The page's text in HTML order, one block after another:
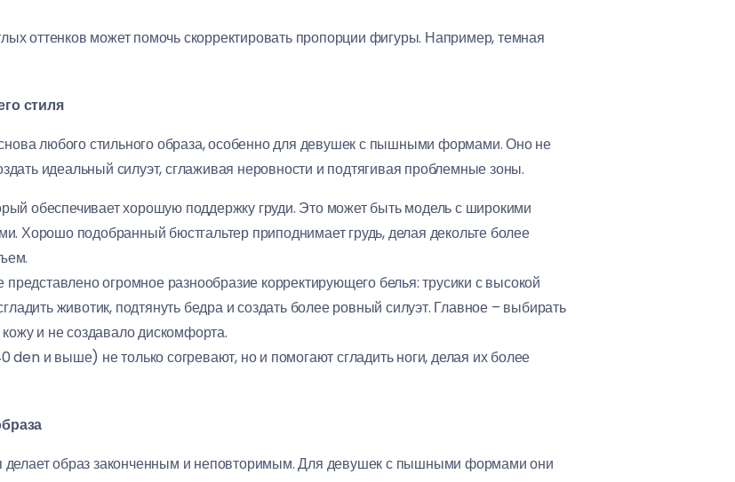
оттенков может помочь скорректировать пропорции фигуры. Например, темная
стиля
любого стильного образа, особенно для девушек с пышными формами. Оно не
идеальный силуэт, сглаживая неровности и подтягивая проблемные зоны.
обеспечивает хорошую поддержку груди. Это может быть модель с широкими
Хорошо подобранный бюстгальтер приподнимает грудь, делая декольте более
огромное разнообразие корректирующего белья: трусики с высокой
животик, подтянуть бедра и создать более ровный силуэт. Главное – выбирать
и не создавало дискомфорта.
den и выше) не только согревают, но и помогают сгладить ноги, делая их более
делает образ законченным и неповторимым. Для девушек с пышными формами они